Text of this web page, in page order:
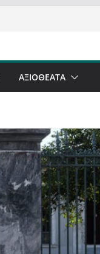
ΑΞΙΟΘΈΑΤΑ